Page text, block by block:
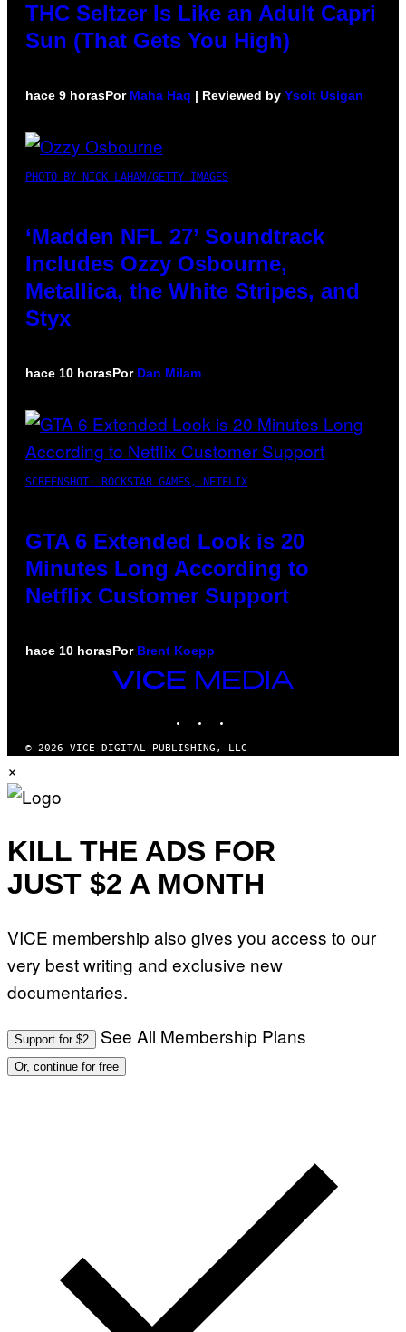
THC Seltzer Is Like an Adult Capri
Sun (That Gets You High)
hace 9 horasPor Maha Haq | Reviewed by Ysolt Usigan
PHOTO BY NICK LAHAM/GETTY IMAGES
‘Madden NFL 27’ Soundtrack
Includes Ozzy Osbourne,
Metallica, the White Stripes, and
Styx
hace 10 horasPor Dan Milam
SCREENSHOT: ROCKSTAR GAMES, NETFLIX
GTA 6 Extended Look is 20
Minutes Long According to
Netflix Customer Support
hace 10 horasPor Brent Koepp
VICE
© 2026 VICE DIGITAL PUBLISHING, LLC
×
KILL THE ADS FOR
JUST $2 A MONTH
VICE membership also gives you access to our
very best writing and exclusive new
documentaries.
Support for $2 See All Membership Plans
Or, continue for free